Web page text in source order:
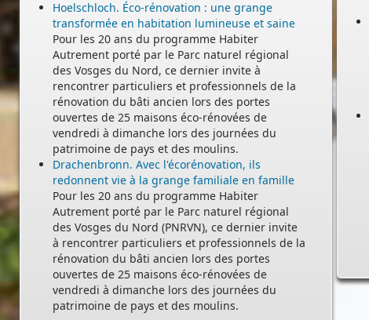
Hoelschloch. Éco-rénovation : une grange
transformée en habitation lumineuse et saine
Pour les 20 ans du programme Habiter
Autrement porté par le Parc naturel régional
des Vosges du Nord, ce dernier invite à
rencontrer particuliers et professionnels de la
rénovation du bâti ancien lors des portes
ouvertes de 25 maisons éco-rénovées de
vendredi à dimanche lors des journées du
patrimoine de pays et des moulins.
Drachenbronn. Avec l'écorénovation, ils
redonnent vie à la grange familiale en famille
Pour les 20 ans du programme Habiter
Autrement porté par le Parc naturel régional
des Vosges du Nord (PNRVN), ce dernier invite
à rencontrer particuliers et professionnels de la
rénovation du bâti ancien lors des portes
ouvertes de 25 maisons éco-rénovées de
vendredi à dimanche lors des journées du
patrimoine de pays et des moulins.